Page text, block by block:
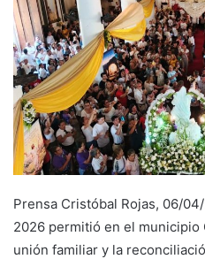
Prensa Cristóbal Rojas, 06/
2026 permitió en el municipio
unión familiar y la